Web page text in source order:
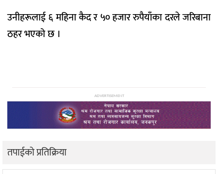
उनीहरूलाई ६ महिना कैद र ५० हजार रुपैयाँका दरले जरिबाना
ठहर भएको छ ।
ADVERTISEMENT
तपाईको प्रतिक्रिया